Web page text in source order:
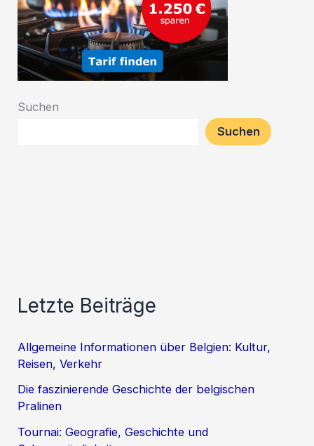
Suchen
Suchen
Letzte Beiträge
Allgemeine Informationen über Belgien: Kultur,
Reisen, Verkehr
Die faszinierende Geschichte der belgischen
Pralinen
Tournai: Geografie, Geschichte und